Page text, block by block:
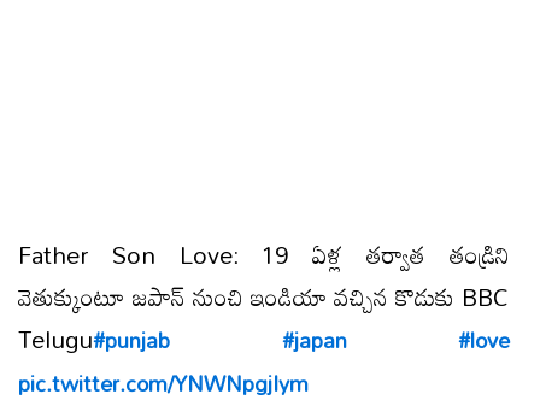
Father Son Love: 19 ఏళ్ల తర్వాత తండ్రిని
వెతుక్కుంటూ జపాన్ నుంచి ఇండియా వచ్చిన కొడుకు BBC
Telugu#punjab #japan
#love
pic.twitter.com/YNWNpgjIym